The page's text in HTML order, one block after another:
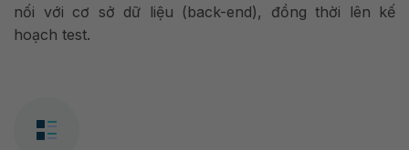
nối với cơ sở dữ liệu (back-end), đồng thời lên kế
hoạch test.